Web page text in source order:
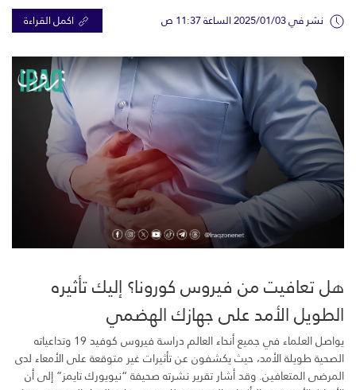
نشر في 2025/01/03 الساعة 11:37 ص اكمل القراءة
هل تعافيت من فيروس كورونا؟ إليك تأثيره
الطويل الأمد على جهازك الهضمي
يواصل العلماء في جميع أنحاء العالم دراسة فيروس كوفيد 19 وتداعياته
الصحية طويلة الأمد، حيث يكشفون عن تأثيرات غير متوقعة على الأمعاء لدى
المرضى المتعافين. وقد أشار تقرير نشرته صحيفة “نيويورك تايمز” إلى أن